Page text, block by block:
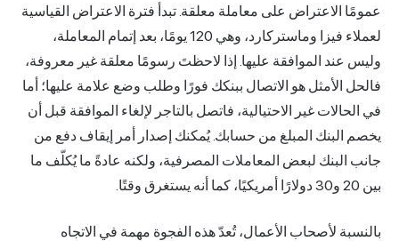
عمومًا الاعتراض على معاملة معلقة. تبدأ فترة الاعتراض القياسية
لعملاء فيزا وماستركارد، وهي 120 يومًا، بعد إتمام المعاملة،
وليس عند الموافقة عليها. إذا لاحظتَ رسومًا معلقة غير معروفة،
فالحل الأمثل هو الاتصال ببنكك فورًا وطلب وضع علامة عليها؛ أما
في الحالات غير الاحتيالية، فاتصل بالتاجر لإلغاء الموافقة قبل أن
يخصم البنك المبلغ من حسابك. يُمكنك إصدار أمر إيقاف دفع من
جانب البنك لبعض المعاملات المصرفية، ولكنه عادةً ما يُكلّف ما
بين 20 و30 دولارًا أمريكيًا، كما أنه يستغرق وقتًا.
بالنسبة لأصحاب الأعمال، تُعدّ هذه الفجوة مهمة في الاتجاه